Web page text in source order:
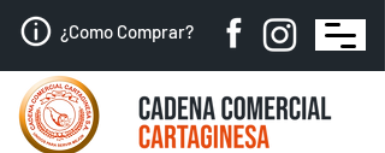
¿Como Comprar?